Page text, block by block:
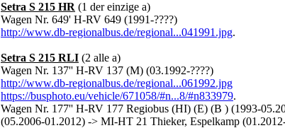
Setra S 215 HR (1 der einzige a)
Wagen Nr. 649' H-RV 649 (1991-????)
http://www.db-regionalbus.de/regional...041991.jpg.
Setra S 215 RLI (2 alle a)
Wagen Nr. 137'' H-RV 137 (M) (03.1992-????)
http://www.db-regionalbus.de/regional...061992.jpg
https://busphoto.eu/vehicle/671058/#n...8/#n833979.
Wagen Nr. 177'' H-RV 177 Regiobus (HI) (E) (B ) (1993-
(05.2006-01.2012) -> MI-HT 21 Thieker, Espelkamp